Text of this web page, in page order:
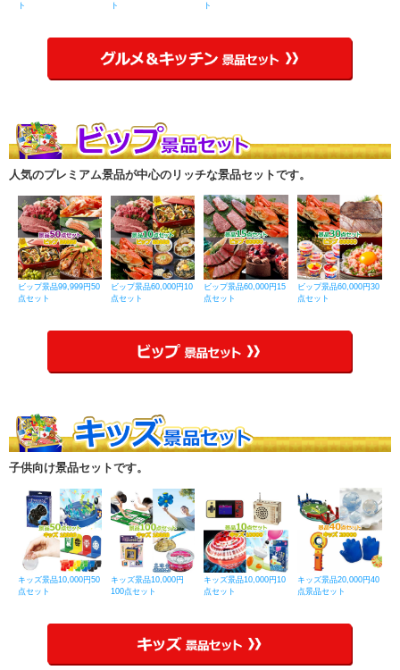
ト
ト
ト
人気のプレミアム景品が中心のリッチな景品セットです。
ビップ景品99,999円50
点セット
ビップ景品60,000円10
点セット
ビップ景品60,000円15
点セット
ビップ景品60,000円30
点セット
子供向け景品セットです。
キッズ景品10,000円50
点セット
キッズ景品10,000円
100点セット
キッズ景品10,000円10
点セット
キッズ景品20,000円40
点景品セット